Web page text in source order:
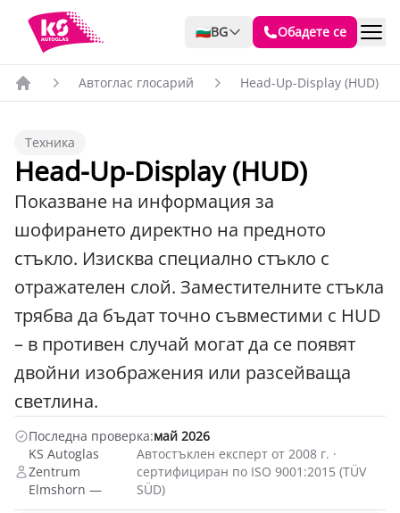
🇧🇬BG Обадете се
Автоглас глосарий Head-Up-Display (HUD)
Техника
Head-Up-Display (HUD)
Показване на информация за
шофирането директно на предното
стъкло. Изисква специално стъкло с
отражателен слой. Заместителните стъкла
трябва да бъдат точно съвместими с HUD
– в противен случай могат да се появят
двойни изображения или разсейваща
светлина.
Последна проверка:май 2026
KS Autoglas
Zentrum
Elmshorn —
Автостъклен експерт от 2008 г. ·
сертифициран по ISO 9001:2015 (TÜV
SÜD)